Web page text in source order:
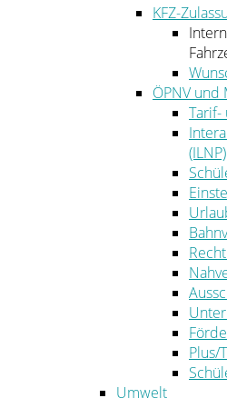
KFZ-
ÖPNV
Tarif-
(ILNP)
Plus/
Umwelt